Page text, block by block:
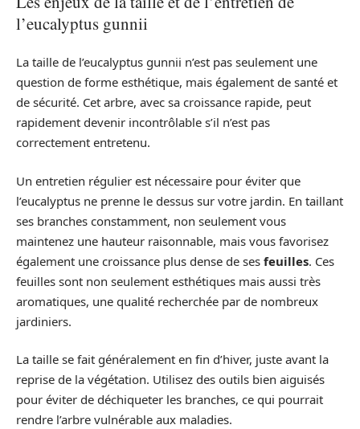
l’eucalyptus gunnii
La taille de l’eucalyptus gunnii n’est pas seulement une
question de forme esthétique, mais également de santé et
de sécurité. Cet arbre, avec sa croissance rapide, peut
rapidement devenir incontrôlable s’il n’est pas
correctement entretenu.
Un entretien régulier est nécessaire pour éviter que
l’eucalyptus ne prenne le dessus sur votre jardin. En taillant
ses branches constamment, non seulement vous
maintenez une hauteur raisonnable, mais vous favorisez
également une croissance plus dense de ses feuilles. Ces
feuilles sont non seulement esthétiques mais aussi très
aromatiques, une qualité recherchée par de nombreux
jardiniers.
La taille se fait généralement en fin d’hiver, juste avant la
reprise de la végétation. Utilisez des outils bien aiguisés
pour éviter de déchiqueter les branches, ce qui pourrait
rendre l’arbre vulnérable aux maladies.